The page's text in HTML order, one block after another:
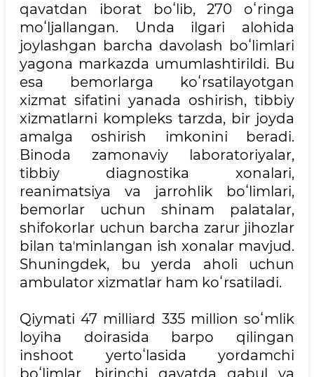
qavatdan iborat boʻlib, 270 oʻringa
moʻljallangan. Unda ilgari alohida
joylashgan barcha davolash boʻlimlari
yagona markazda umumlashtirildi. Bu
esa bemorlarga koʻrsatilayotgan
xizmat sifatini yanada oshirish, tibbiy
xizmatlarni kompleks tarzda, bir joyda
amalga oshirish imkonini beradi.
Binoda zamonaviy laboratoriyalar,
tibbiy diagnostika xonalari,
reanimatsiya va jarrohlik boʻlimlari,
bemorlar uchun shinam palatalar,
shifokorlar uchun barcha zarur jihozlar
bilan taʼminlangan ish xonalar mavjud.
Shuningdek, bu yerda aholi uchun
ambulator xizmatlar ham koʻrsatiladi.
Qiymati 47 milliard 335 million soʻmlik
loyiha doirasida barpo qilingan
inshoot yertoʻlasida yordamchi
boʻlimlar, birinchi qavatda qabul va